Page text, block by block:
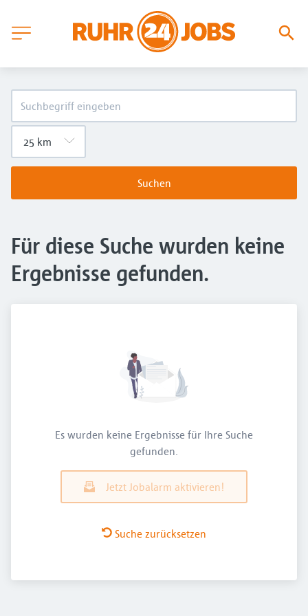
Suchen
Für diese Suche wurden keine
Ergebnisse gefunden.
Es wurden keine Ergebnisse für Ihre Suche
gefunden.
Jetzt Jobalarm aktivieren!
Suche zurücksetzen